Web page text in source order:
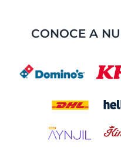
CONOCE A